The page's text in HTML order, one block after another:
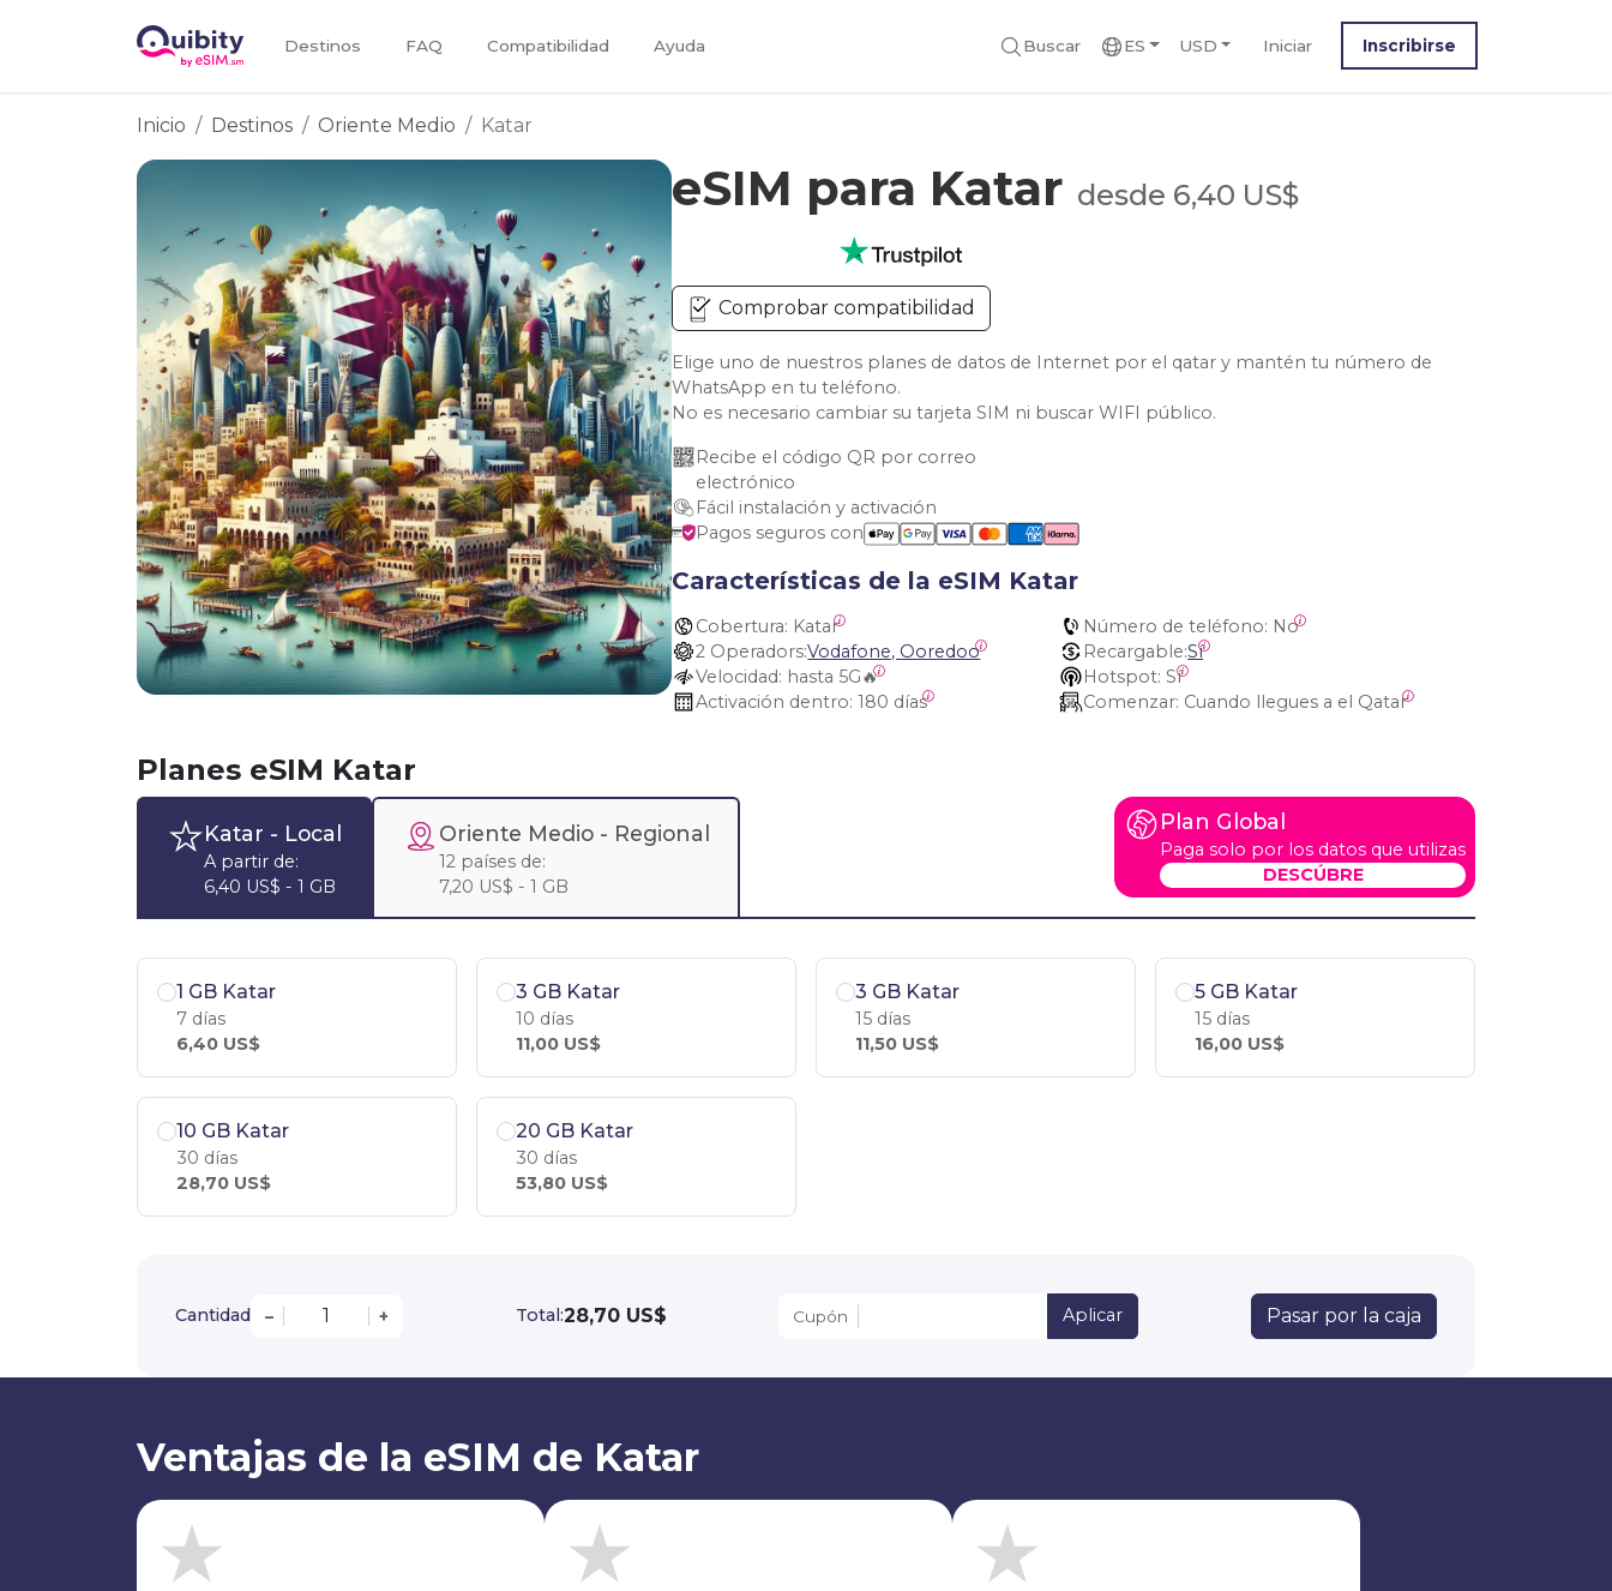
Destinos FAQ Compatibilidad Ayuda Buscar ES USD Iniciar Inscribirse
Inicio Destinos Oriente Medio Katar
eSIM para Katar desde 6,40 US$
Comprobar compatibilidad
Elige uno de nuestros planes de datos de Internet por el qatar y mantén tu número de
WhatsApp en tu teléfono.
No es necesario cambiar su tarjeta SIM ni buscar WIFI público.
Recibe el código QR por correo
electrónico
Fácil instalación y activación
Pagos seguros con
Características de la eSIM Katar
Cobertura: Katar Número de teléfono: No
2 Operadors:Vodafone, Ooredoo Recargable:Sí
Velocidad: hasta 5G🔥 Hotspot: Sí
Activación dentro: 180 días Comenzar: Cuando llegues a el Qatar
Planes eSIM Katar
Katar - Local
A partir de:
6,40 US$ - 1 GB
Oriente Medio- Regional
12 países de:
7,20 US$ - 1 GB
Plan Global
Paga solo por los datos que utilizas
DESCÚBRE
1 GB Katar
7 días
6,40 US$
3 GB Katar
10 días
11,00 US$
3 GB Katar
15 días
11,50 US$
5 GB Katar
15 días
16,00 US$
10 GB Katar
30 días
28,70 US$
20 GB Katar
30 días
53,80 US$
Cantidad – + Total:28,70 US$ Cupón Aplicar Pasar por la caja
Ventajas de la eSIM de Katar